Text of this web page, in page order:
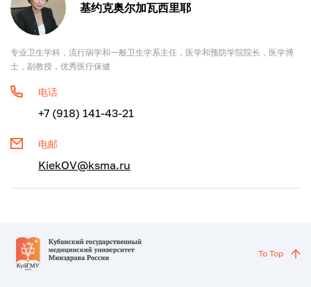
基约克奥尔加瓦西里耶
专业卫生学科，流行病学和一般卫生学系主任，医学和预防学院院长，医学博
士，副教授，优秀医疗保健
电话
+7 (918) 141-43-21
电邮
KiekOV@ksma.ru
To Top